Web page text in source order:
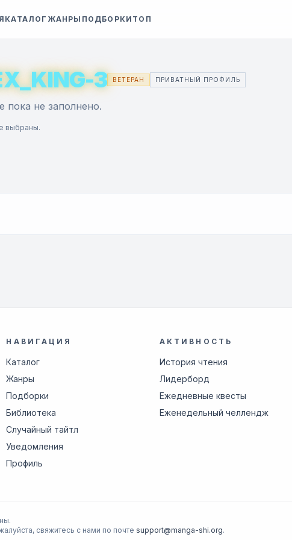
КАТАЛОГ ЖАНРЫ ПОДБОРКИ ТОП
3 ВЕТЕРАН ПРИВАТНЫЙ ПРОФИЛЬ
пока не заполнено.
выбраны.
НАВИГАЦИЯ
Каталог
Жанры
Подборки
Библиотека
Случайный тайтл
Уведомления
Профиль
АКТИВНОСТЬ
История чтения
Лидерборд
Ежедневные квесты
Еженедельный челлендж
свяжитесь с нами по почте support@manga-shi.org.